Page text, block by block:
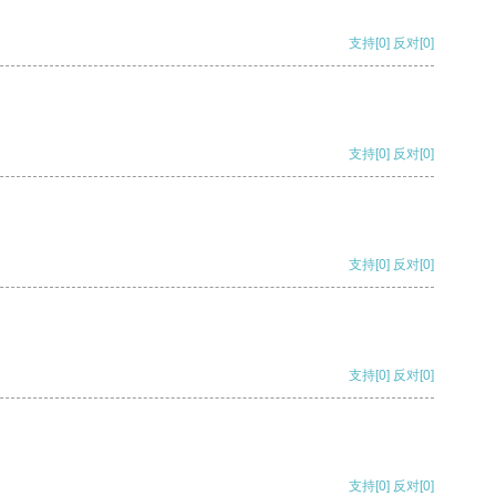
支持[0] 反对[0]
支持[0] 反对[0]
支持[0] 反对[0]
支持[0] 反对[0]
支持[0] 反对[0]